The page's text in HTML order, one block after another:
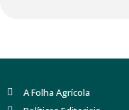
A Folha Agrícola